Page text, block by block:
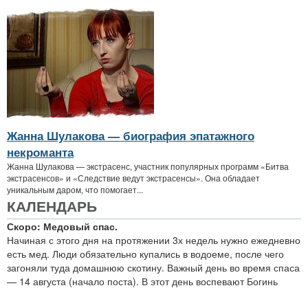
Жанна Шулакова — биография эпатажного
некроманта
Жанна Шулакова — экстрасенс, участник популярных программ «Битва
экстрасенсов» и «Следствие ведут экстрасенсы». Она обладает
уникальным даром, что помогает...
КАЛЕНДАРЬ
Скоро: Медовый спас.
Начиная с этого дня на протяжении 3х недель нужно ежедневно
есть мед. Люди обязательно купались в водоеме, после чего
загоняли туда домашнюю скотину. Важный день во время спаса
— 14 августа (начало поста). В этот день воспевают Богинь